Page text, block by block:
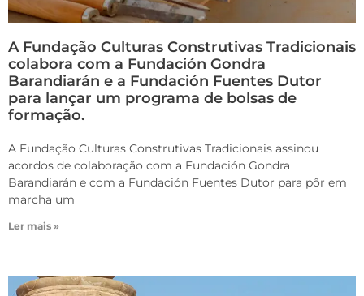
A Fundação Culturas Construtivas Tradicionais
colabora com a Fundación Gondra
Barandiarán e a Fundación Fuentes Dutor
para lançar um programa de bolsas de
formação.
A Fundação Culturas Construtivas Tradicionais assinou
acordos de colaboração com a Fundación Gondra
Barandiarán e com a Fundación Fuentes Dutor para pôr em
marcha um
Ler mais »